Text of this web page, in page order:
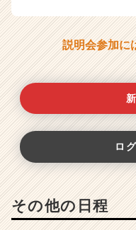
説明会参加に
ロ
その他の日程